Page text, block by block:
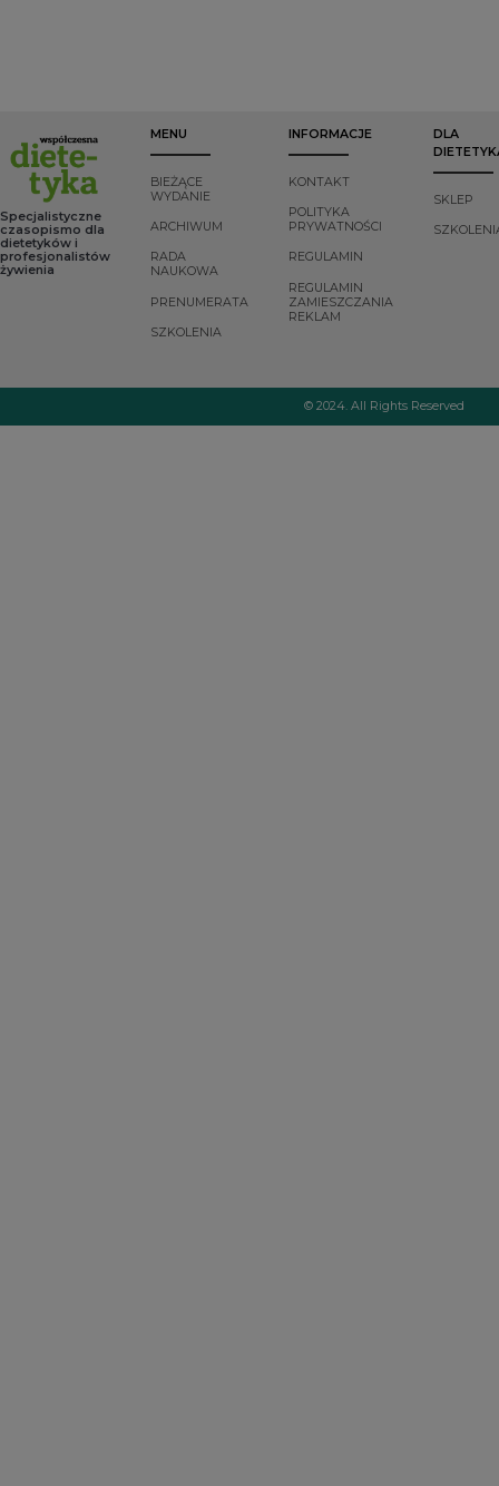
Specjalistyczne
czasopismo dla
dietetyków i
profesjonalistów
żywienia
MENU
BIEŻĄCE
WYDANIE
ARCHIWUM
RADA
NAUKOWA
PRENUMERATA
SZKOLENIA
INFORMACJE
KONTAKT
POLITYKA
PRYWATNOŚCI
REGULAMIN
REGULAMIN
ZAMIESZCZANIA
REKLAM
DLA
SKLEP
© 2024. All Rights Reserved